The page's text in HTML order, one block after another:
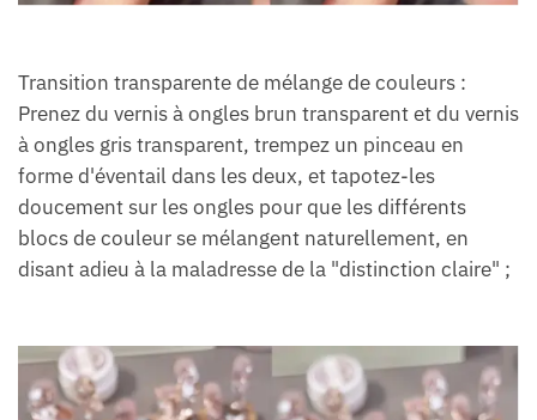
Transition transparente de mélange de couleurs :
Prenez du vernis à ongles brun transparent et du vernis
à ongles gris transparent, trempez un pinceau en
forme d'éventail dans les deux, et tapotez-les
doucement sur les ongles pour que les différents
blocs de couleur se mélangent naturellement, en
disant adieu à la maladresse de la "distinction claire" ;